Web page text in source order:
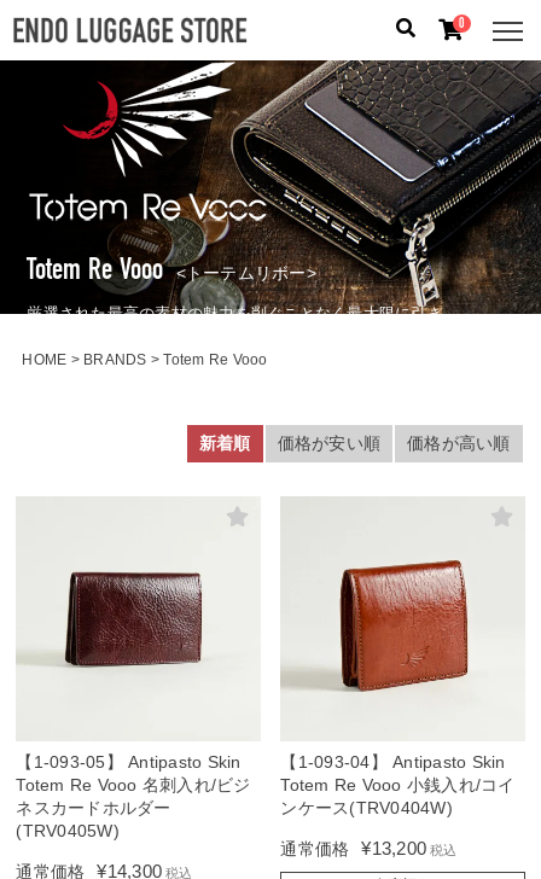
人気のキーワード：誕生日プレゼント/フリクエン タ
/機内持込
カテゴリから探す
ブランドから探す
円 〜 円
0
Totem Re Vooo <トーテムリボー>
厳選された最高の素材の魅力を削ぐことなく最大限に引き
HOME BRANDS Totem Re Vooo
価格が安い順 価格が高い順
新着順
【1-093-05】 Antipasto Skin
Totem Re Vooo 名刺入れ/ビジ
ネスカードホルダー
(TRV0405W)
通常価格 ¥14,300 税込
【1-093-04】 Antipasto Skin
Totem Re Vooo 小銭入れ/コイ
ンケース(TRV0404W)
通常価格 ¥13,200 税込